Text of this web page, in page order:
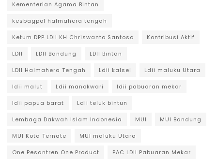
Kementerian Agama Bintan
kesbagpol halmahera tengah
Ketum DPP LDII KH Chriswanto Santoso Kontribusi Aktif
LDII LDII Bandung LDII Bintan
LDII Halmahera Tengah Ldii kalsel Ldii maluku Utara
ldii malut Ldii manokwari ldii pabuaran mekar
ldii papua barat Ldii teluk bintun
Lembaga Dakwah Islam Indonesia MUI MUI Bandung
MUI Kota Ternate MUI maluku Utara
One Pesantren One Product PAC LDII Pabuaran Mekar